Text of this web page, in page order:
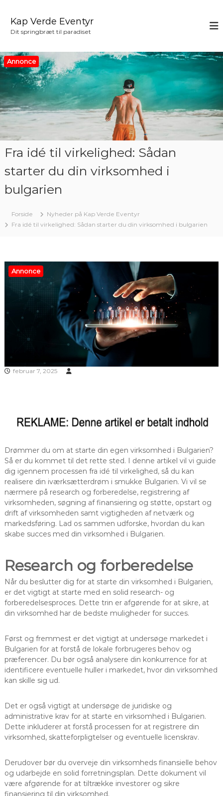
e
t
i
n
h
o
Kap Verde Eventyr
Dit springbræt til paradiset
Annonce
Fra idé til virkelighed: Sådan
starter du din virksomhed i
bulgarien
Forside
Nyheder på Kap Verde Eventyr
Fra idé til virkelighed: Sådan starter du din virksomhed i bulgarien
Annonce
februar 7, 2025
Drømmer du om at starte din egen virksomhed i Bulgarien?
Så er du kommet til det rette sted. I denne artikel vil vi guide
dig igennem processen fra idé til virkelighed, så du kan
realisere din iværksætterdrøm i smukke Bulgarien. Vi vil se
nærmere på research og forberedelse, registrering af
virksomheden, søgning af finansiering og støtte, opstart og
drift af virksomheden samt vigtigheden af netværk og
markedsføring. Lad os sammen udforske, hvordan du kan
skabe succes med din virksomhed i Bulgarien.
Research og forberedelse
Når du beslutter dig for at starte din virksomhed i Bulgarien,
er det vigtigt at starte med en solid research- og
forberedelsesproces. Dette trin er afgørende for at sikre, at
din virksomhed har de bedste muligheder for succes.
Først og fremmest er det vigtigt at undersøge markedet i
Bulgarien for at forstå de lokale forbrugeres behov og
præferencer. Du bør også analysere din konkurrence for at
identificere eventuelle huller i markedet, hvor din virksomhed
kan skille sig ud.
Det er også vigtigt at undersøge de juridiske og
administrative krav for at starte en virksomhed i Bulgarien.
Dette inkluderer at forstå processen for at registrere din
virksomhed, skatteforpligtelser og eventuelle licenskrav.
Derudover bør du overveje din virksomheds finansielle behov
og udarbejde en solid forretningsplan. Dette dokument vil
være afgørende for at tiltrække investorer og sikre
finansiering til din virksomhed.